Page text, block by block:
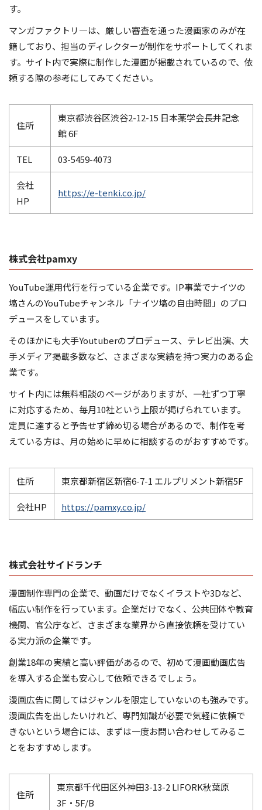
す。
マンガファクトリ―は、厳しい審査を通った漫画家のみが在
籍しており、担当のディレクターが制作をサポートしてくれま
す。サイト内で実際に制作した漫画が掲載されているので、依
頼する際の参考にしてみてください。
住所
東京都渋谷区渋谷2-12-15 日本薬学会長井記念
館 6F
TEL 03-5459-4073
会社
HP
https://e-tenki.co.jp/
株式会社pamxy
YouTube運用代行を行っている企業です。IP事業でナイツの
塙さんのYouTubeチャンネル「ナイツ塙の自由時間」のプロ
デュースをしています。
そのほかにも大手Youtuberのプロデュース、テレビ出演、大
手メディア掲載多数など、さまざまな実績を持つ実力のある企
業です。
サイト内には無料相談のページがありますが、一社ずつ丁寧
に対応するため、毎月10社という上限が掲げられています。
定員に達すると予告せず締め切る場合があるので、制作を考
えている方は、月の始めに早めに相談するのがおすすめです。
住所 東京都新宿区新宿6-7-1 エルプリメント新宿5F
会社HP https://pamxy.co.jp/
株式会社サイドランチ
漫画制作専門の企業で、動画だけでなくイラストや3Dなど、
幅広い制作を行っています。企業だけでなく、公共団体や教育
機関、官公庁など、さまざまな業界から直接依頼を受けてい
る実力派の企業です。
創業18年の実績と高い評価があるので、初めて漫画動画広告
を導入する企業も安心して依頼できるでしょう。
漫画広告に関してはジャンルを限定していないのも強みです。
漫画広告を出したいけれど、専門知識が必要で気軽に依頼で
きないという場合には、まずは一度お問い合わせしてみるこ
とをおすすめします。
住所
東京都千代田区外神田3-13-2 LIFORK秋葉原
3F・5F/B